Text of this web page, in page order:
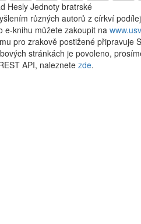
Hesly Jednoty bratrské
různých autorů z církví
e-knihu můžete zakoupit na
pro zrakově postižené připravuje
stránkách je povoleno,
API, naleznetezde.